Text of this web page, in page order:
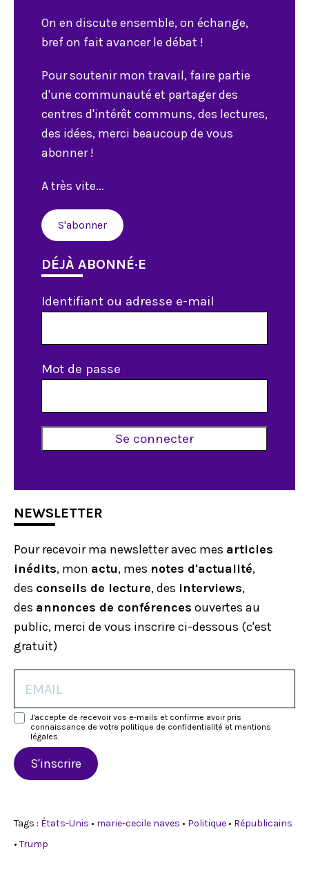
On en discute ensemble, on échange,
bref on fait avancer le débat !
Pour soutenir mon travail, faire partie
d'une communauté et partager des
centres d'intérêt communs, des lectures,
des idées, merci beaucoup de vous
abonner !
A très vite...
S'abonner
DÉJÀ ABONNÉ·E
Identifiant ou adresse e-mail
Mot de passe
NEWSLETTER
Pour recevoir ma newsletter avec mes articles
inédits, mon actu, mes notes d'actualité,
des conseils de lecture, des interviews,
des annonces de conférences ouvertes au
public, merci de vous inscrire ci-dessous (c'est
gratuit)
J'accepte de recevoir vos e-mails et confirme avoir pris
connaissance de votre politique de confidentialité et mentions
légales.
S'inscrire
Tags : États-Unis • marie-cecile naves • Politique • Républicains
• Trump